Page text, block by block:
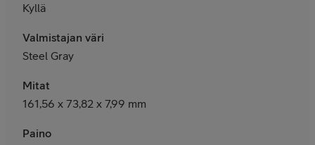
Kyllä
Valmistajan väri
Steel Gray
Mitat
161,56 x 73,82 x 7,99 mm
Paino